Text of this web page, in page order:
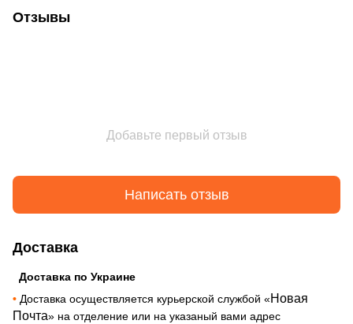
Отзывы
Добавьте первый отзыв
Написать отзыв
Доставка
Доставка по Украине
• Доставка осуществляется курьерской службой «Новая
Почта» на отделение или на указаный вами адрес